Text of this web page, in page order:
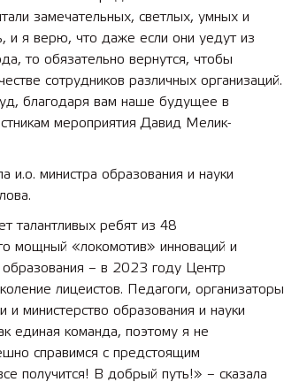
замечательных, светлых, умных и
я верю, что даже если они уедут из
то обязательно вернутся, чтобы
сотрудников различных организаций.
благодаря вам наше будущее в
мероприятия Давид Мелик-
и.о. министра образования и науки
талантливых ребят из 48
мощный «локомотив» инноваций и
образования – в 2023 году Центр
лицеистов. Педагоги, организаторы
и министерство образования и науки
единая команда, поэтому я не
справимся с предстоящим
получится! В добрый путь!» – сказала
2025 11 01 Земли
сельскохозяйственного назначения